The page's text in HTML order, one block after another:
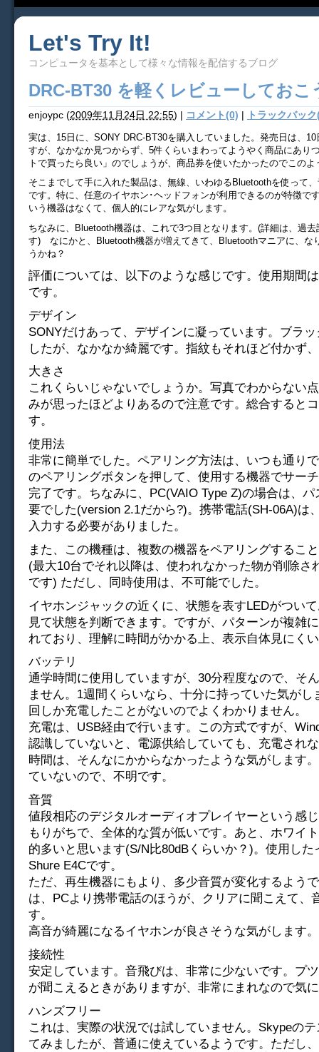
Let's Try It!
コンピュータを基本として様々な情報を配信するブログ
DRC-BT30 を軽くレビューしておこ
enjoypc (2009年11月24日 22:55) | コメント(0) | トラックバッ
実は、15日に、SONY DRC-BT30を購入していました。発売日は、
すが、なかなか見つからず、5件くらいまわってようやく商品にあり
トで買ったら良い」のでしょうが、商品券を使いたかったのでこのよ
そこまでして手に入れた製品は、無線、いわゆるBluetoothを使って
です。特に、任意のイヤホン･ヘッドフォンが利用できるのが特徴で
いう機器はなくて、個人的にレアな気がします。
ちなみに、Bluetooth機器は、これで3つ目となります。(詳細は、過
す) なにかと、Bluetooth機器が増えてきて、Bluetoothマニアに、な
うかね？
評価については、以下のような感じです。使用期間
です。
デザイン
SONYだけあって、デザインに凝っています。ブラ
したが、なかなか綺麗です。指紋もそれほど付かず
大きさ
これくらいじゃないでしょうか。写真でわからない
みが思ったほどよりあるので注意です。総合すると
す。
使用法
非常に簡単でした。ペアリング方法は、いつも通り
のペアリングボタンを押して、使用する機器でサー
完了です。ちなみに、PC(VAIO Type Z)の場合は、
要でした(version 2.1だから?)。携帯電話(SH-06A)は
入力する必要がありました。
また、この機種は、複数の機器をペアリングするこ
(最大10台でそれ以降は、使われなかった物が削除さ
です) ただし、同時使用は、不可能でした。
イヤホンジャックの近くに、状態を表すLEDがつい
見て状態を判断できます。ですが、パターンが複雑
れており、理解に時間がかかる上、表示自体見にく
バッテリ
通学時間に使用していますが、30分程度なので、そ
ません。1週間くらいなら、十分に持っていた気がし
回しか充電したことがないのでよくわかりません。
充電は、USB経由で行います。この方式ですが、
認識していないと、電源供給していても、充電され
時間は、そんなにかからなかったような気がします
ていないので、不明です。
音質
値段相応のデジタルオーディオプレイヤーという感
もりがちで、全体的な質が低いです。あと、ホワイ
的多いと思います(S/N比80dBくらいか？)。使用した
Shure E4Cです。
ただ、再生機器にもより、多少音質が変化するよう
は、PCより携帯電話のほうが、クリアに聞こえて、
す。
高音が綺麗になるイヤホンが良さそうな気がします。
接続性
安定しています。音飛びは、非常に少ないです。プ
が聞こえるときがありますが、非常にまれなので気
ハンズフリー
これは、実際の状況では試していません。Skypeの
てみましたが、普通に使えているようです。ただし